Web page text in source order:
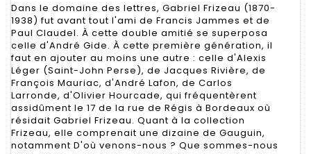
Dans le domaine des lettres, Gabriel Frizeau (1870-
1938) fut avant tout l'ami de Francis Jammes et de
Paul Claudel. À cette double amitié se superposa
celle d'André Gide. À cette première génération, il
faut en ajouter au moins une autre : celle d'Alexis
Léger (Saint-John Perse), de Jacques Rivière, de
François Mauriac, d'André Lafon, de Carlos
Larronde, d'Olivier Hourcade, qui fréquentèrent
assidûment le 17 de la rue de Régis à Bordeaux où
résidait Gabriel Frizeau. Quant à la collection
Frizeau, elle comprenait une dizaine de Gauguin,
notamment D'où venons-nous ? Que sommes-nous